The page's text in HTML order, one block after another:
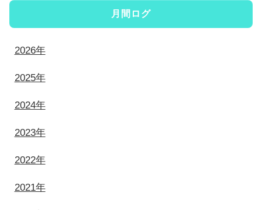
月間ログ
2026年
2025年
2024年
2023年
2022年
2021年